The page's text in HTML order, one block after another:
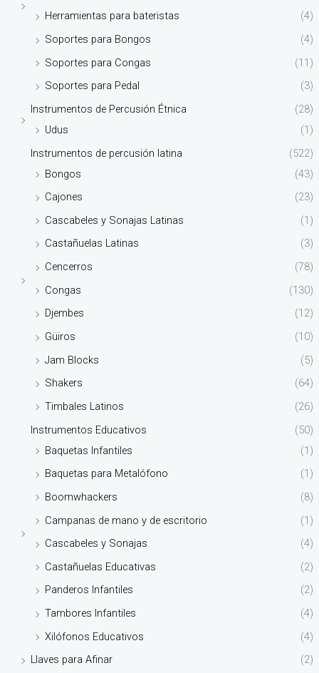
Herramientas para bateristas
(4)
Soportes para Bongos
(4)
Soportes para Congas
(11)
Soportes para Pedal
(3)
Instrumentos de Percusión Étnica
(28)
Udus
(1)
Instrumentos de percusión latina
(522)
Bongos
(43)
Cajones
(23)
Cascabeles y Sonajas Latinas
(1)
Castañuelas Latinas
(3)
Cencerros
(78)
Congas
(130)
Djembes
(12)
Güiros
(10)
Jam Blocks
(5)
Shakers
(64)
Timbales Latinos
(26)
Instrumentos Educativos
(50)
Baquetas Infantiles
(1)
Baquetas para Metalófono
(1)
Boomwhackers
(8)
Campanas de mano y de escritorio
(1)
Cascabeles y Sonajas
(4)
Castañuelas Educativas
(2)
Panderos Infantiles
(2)
Tambores Infantiles
(4)
Xilófonos Educativos
(4)
Llaves para Afinar
(2)